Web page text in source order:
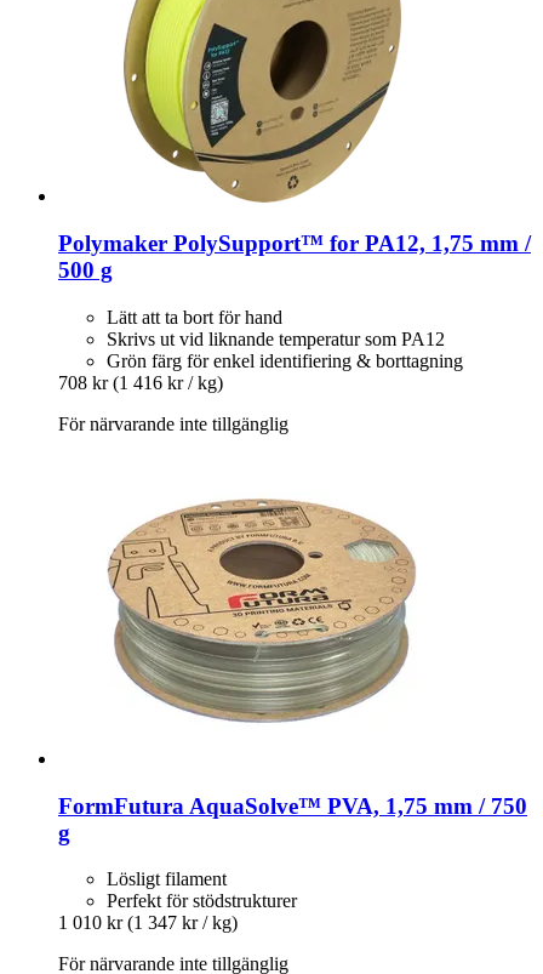
Polymaker PolySupport™ for PA12, 1,75 mm /
500 g
Lätt att ta bort för hand
Skrivs ut vid liknande temperatur som PA12
Grön färg för enkel identifiering & borttagning
708 kr (1 416 kr / kg)
För närvarande inte tillgänglig
FormFutura AquaSolve™ PVA, 1,75 mm / 750
g
Lösligt filament
Perfekt för stödstrukturer
1 010 kr (1 347 kr / kg)
För närvarande inte tillgänglig